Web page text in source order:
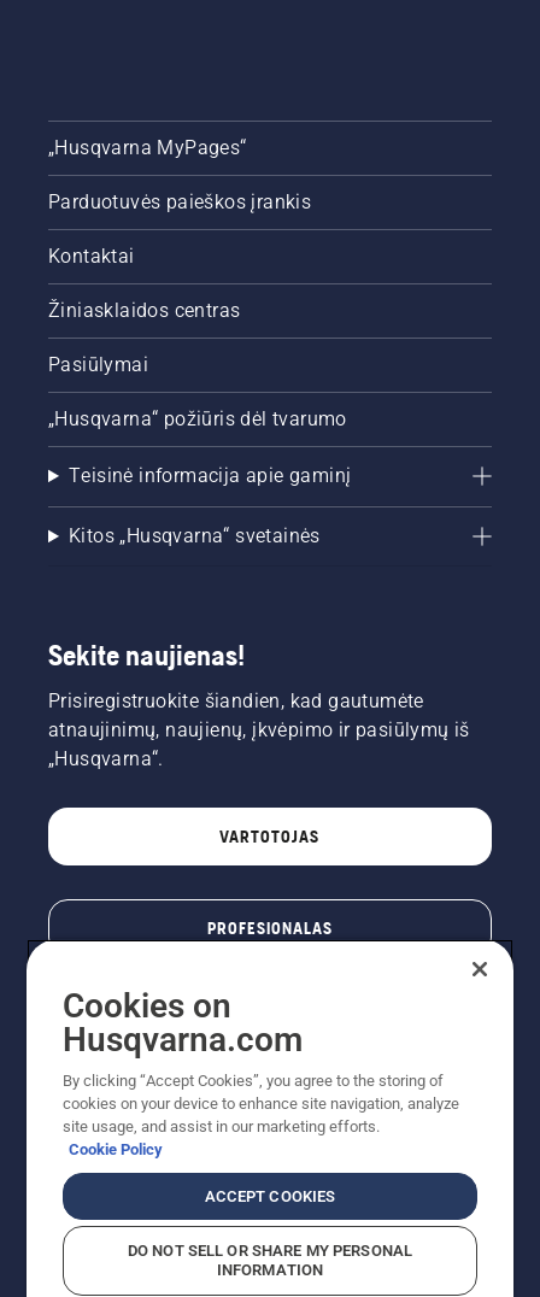
„Husqvarna MyPages“
Parduotuvės paieškos įrankis
Kontaktai
Žiniasklaidos centras
Pasiūlymai
„Husqvarna“ požiūris dėl tvarumo
Teisinė informacija apie gaminį
Kitos „Husqvarna“ svetainės
Sekite naujienas!
Prisiregistruokite šiandien, kad gautumėte
atnaujinimų, naujienų, įkvėpimo ir pasiūlymų iš
„Husqvarna“.
VARTOTOJAS
PROFESIONALAS
© „Husqvarna AB“ (leid). Visos teisės priklauso autoriui.
Nurodoma rekomenduojama mažmeninė kaina (RMK),
įskaitant PVM. RMK yra kaina, už kurią gamintojas
rekomenduoja pardavėjui parduoti prekę. UAB
"Husqvarna Lietuva" prekių vartotojams neparduoda,
Cookies on
Husqvarna.com
By clicking “Accept Cookies”, you agree to the storing of
cookies on your device to enhance site navigation, analyze
site usage, and assist in our marketing efforts.
Cookie Policy
ACCEPT COOKIES
DO NOT SELL OR SHARE MY PERSONAL
INFORMATION